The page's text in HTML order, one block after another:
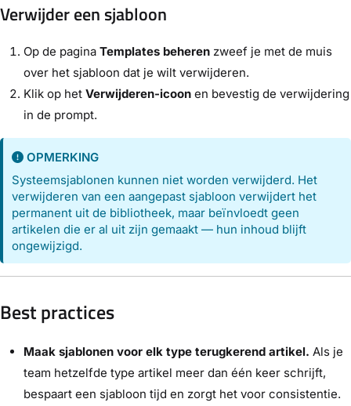
Verwijder een sjabloon
Op de pagina Templates beheren zweef je met de muis
over het sjabloon dat je wilt verwijderen.
Klik op het Verwijderen-icoon en bevestig de verwijdering
in de prompt.
OPMERKING
Systeemsjablonen kunnen niet worden verwijderd. Het
verwijderen van een aangepast sjabloon verwijdert het
permanent uit de bibliotheek, maar beïnvloedt geen
artikelen die er al uit zijn gemaakt — hun inhoud blijft
ongewijzigd.
Best practices
Maak sjablonen voor elk type terugkerend artikel. Als je
team hetzelfde type artikel meer dan één keer schrijft,
bespaart een sjabloon tijd en zorgt het voor consistentie.